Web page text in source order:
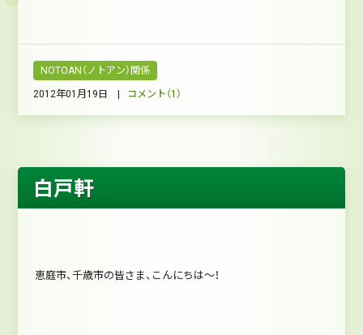
NOTOAN（ノトアン）関係
2012年01月19日 | コメント（1）
白戸軒
恵庭市、千歳市の皆さま、こんにちは～！